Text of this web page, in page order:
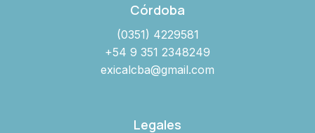
Córdoba
(0351) 4229581
+54 9 351 2348249
exicalcba@gmail.com
Legales